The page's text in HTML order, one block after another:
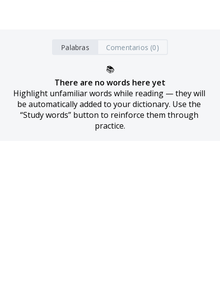
Palabras Comentarios (0)
📚
There are no words here yet
Highlight unfamiliar words while reading — they will
be automatically added to your dictionary. Use the
“Study words” button to reinforce them through
practice.